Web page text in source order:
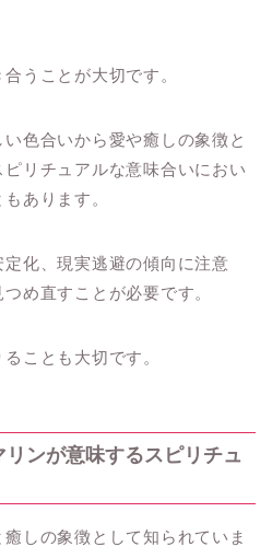
うことが大切です。
色合いから愛や癒しの象徴と
リチュアルな意味合いにおい
あります。
化、現実逃避の傾向に注意
め直すことが必要です。
ことも大切です。
ンが意味するスピリチュ
しの象徴として知られていま